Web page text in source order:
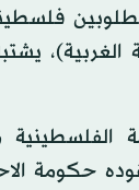
الأمن 9
الغربية)،
الفلسطينية
حكومة